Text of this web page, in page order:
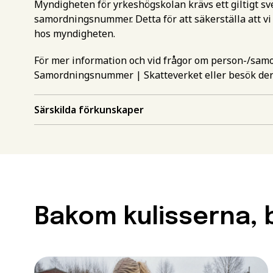
Myndigheten för yrkeshögskolan krävs ett giltigt
samordningsnummer. Detta för att säkerställa att
hos myndigheten.
För mer information och vid frågor om person-/
Samordningsnummer | Skatteverketeller besök
Särskilda förkunskaper
Bakom
Gör en
Förnamn*
måste ha en